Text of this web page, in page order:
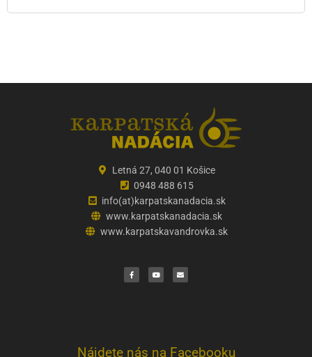
Letná 27, 040 01 Košice
0948 488 615
info(at)karpatskanadacia.sk
www.karpatskanadacia.sk
www.karpatskavandrovka.sk
c
e
b
t
u
e
l
Nájdete nás na Facebooku